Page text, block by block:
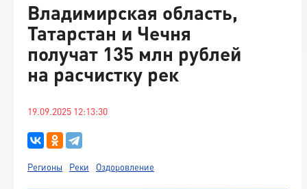
Владимирская область,
Татарстан и Чечня
получат 135 млн рублей
на расчистку рек
19.09.2025 12:13:30
Регионы Реки Оздоровление